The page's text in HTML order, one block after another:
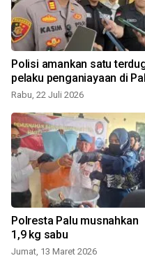
Polisi amankan satu
pelaku penganiayaan di
Rabu, 22 Juli 2026
Polresta Palu musnahkan
1,9 kg sabu
Jumat, 13 Maret 2026